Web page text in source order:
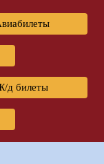
д билеты